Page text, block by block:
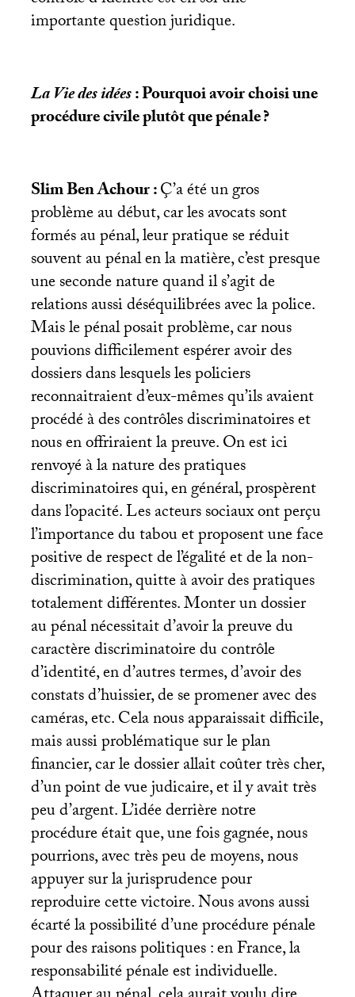
importante question juridique.
La Vie des idées: Pourquoi avoir choisi une
procédure civile plutôt que pénale?
Slim Ben Achour :Ç’a été un gros
problème au début, car les avocats sont
formés au pénal, leur pratique se réduit
souvent au pénal en la matière, c’est presque
une seconde nature quand il s’agit de
relations aussi déséquilibrées avec la police.
Mais le pénal posait problème, car nous
pouvions difficilement espérer avoir des
dossiers dans lesquels les policiers
reconnaitraient d’eux-mêmes qu’ils avaient
procédé à des contrôles discriminatoires et
nous en offriraient la preuve. On est ici
renvoyé à la nature des pratiques
discriminatoires qui, en général, prospèrent
dans l’opacité. Les acteurs sociaux ont perçu
l’importance du tabou et proposent une face
positive de respect de l’égalité et de la non-
discrimination, quitte à avoir des pratiques
totalement différentes. Monter un dossier
au pénal nécessitait d’avoir la preuve du
caractère discriminatoire du contrôle
d’identité, en d’autres termes, d’avoir des
constats d’huissier, de se promener avec des
caméras, etc. Cela nous apparaissait difficile,
mais aussi problématique sur le plan
financier, car le dossier allait coûter très cher,
d’un point de vue judicaire, et il y avait très
peu d’argent. L’idée derrière notre
procédure était que, une fois gagnée, nous
pourrions, avec très peu de moyens, nous
appuyer sur la jurisprudence pour
reproduire cette victoire. Nous avons aussi
écarté la possibilité d’une procédure pénale
pour des raisons politiques : en France, la
responsabilité pénale est individuelle.